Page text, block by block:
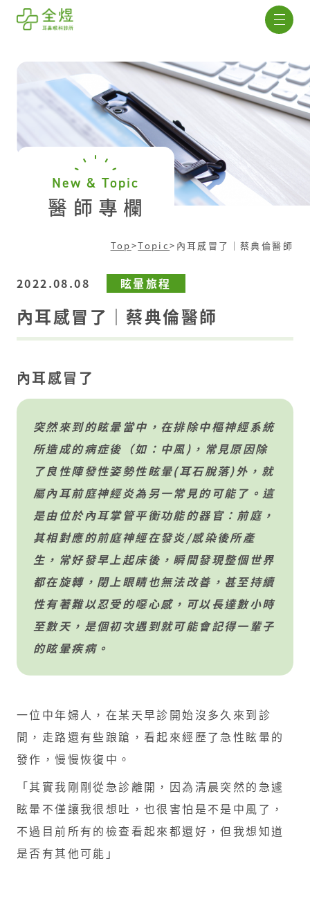
New & Topic
醫師專欄
Top>Topic> 內耳感冒了｜蔡典倫醫師
2022.08.08 眩暈旅程
內耳感冒了｜蔡典倫醫師
內耳感冒了
突然來到的眩暈當中，在排除中樞神經系統
所造成的病症後（如：中風)，常見原因除
了良性陣發性姿勢性眩暈(耳石脫落)外，就
屬內耳前庭神經炎為另一常見的可能了。這
是由位於內耳掌管平衡功能的器官：前庭，
其相對應的前庭神經在發炎/感染後所產
生，常好發早上起床後，瞬間發現整個世界
都在旋轉，閉上眼睛也無法改善，甚至持續
性有著難以忍受的噁心感，可以長達數小時
至數天，是個初次遇到就可能會記得一輩子
的眩暈疾病。
一位中年婦人，在某天早診開始沒多久來到診
間，走路還有些踉蹌，看起來經歷了急性眩暈的
發作，慢慢恢復中。
「其實我剛剛從急診離開，因為清晨突然的急遽
眩暈不僅讓我很想吐，也很害怕是不是中風了，
不過目前所有的檢查看起來都還好，但我想知道
是否有其他可能」